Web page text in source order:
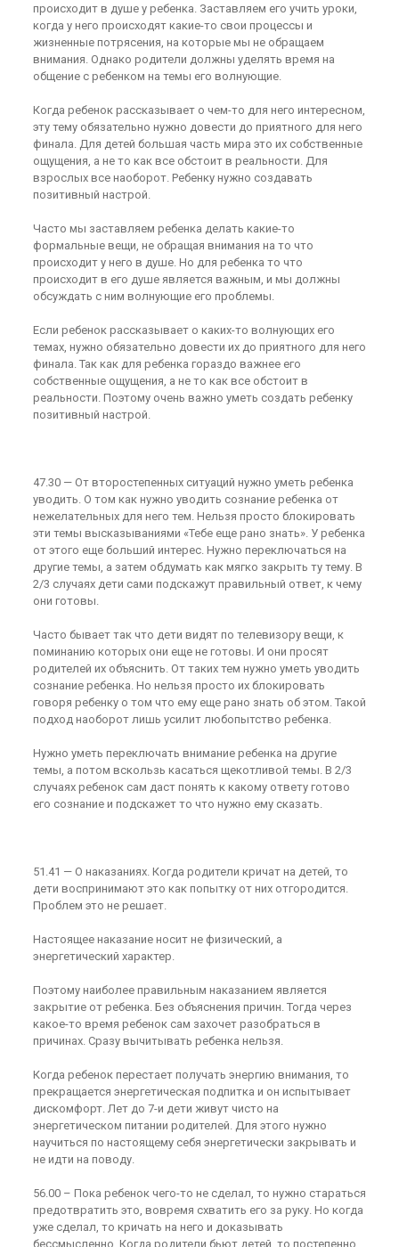
происходит в душе у ребенка. Заставляем его учить уроки,
когда у него происходят какие-то свои процессы и
жизненные потрясения, на которые мы не обращаем
внимания. Однако родители должны уделять время на
общение с ребенком на темы его волнующие.
Когда ребенок рассказывает о чем-то для него интересном,
эту тему обязательно нужно довести до приятного для него
финала. Для детей большая часть мира это их собственные
ощущения, а не то как все обстоит в реальности. Для
взрослых все наоборот. Ребенку нужно создавать
позитивный настрой.
Часто мы заставляем ребенка делать какие-то
формальные вещи, не обращая внимания на то что
происходит у него в душе. Но для ребенка то что
происходит в его душе является важным, и мы должны
обсуждать с ним волнующие его проблемы.
Если ребенок рассказывает о каких-то волнующих его
темах, нужно обязательно довести их до приятного для него
финала. Так как для ребенка гораздо важнее его
собственные ощущения, а не то как все обстоит в
реальности. Поэтому очень важно уметь создать ребенку
позитивный настрой.
47.30 — От второстепенных ситуаций нужно уметь ребенка
уводить. О том как нужно уводить сознание ребенка от
нежелательных для него тем. Нельзя просто блокировать
эти темы высказываниями «Тебе еще рано знать». У ребенка
от этого еще больший интерес. Нужно переключаться на
другие темы, а затем обдумать как мягко закрыть ту тему. В
2/3 случаях дети сами подскажут правильный ответ, к чему
они готовы.
Часто бывает так что дети видят по телевизору вещи, к
поминанию которых они еще не готовы. И они просят
родителей их объяснить. От таких тем нужно уметь уводить
сознание ребенка. Но нельзя просто их блокировать
говоря ребенку о том что ему еще рано знать об этом. Такой
подход наоборот лишь усилит любопытство ребенка.
Нужно уметь переключать внимание ребенка на другие
темы, а потом вскользь касаться щекотливой темы. В 2/3
случаях ребенок сам даст понять к какому ответу готово
его сознание и подскажет то что нужно ему сказать.
51.41 — О наказаниях. Когда родители кричат на детей, то
дети воспринимают это как попытку от них отгородится.
Проблем это не решает.
Настоящее наказание носит не физический, а
энергетический характер.
Поэтому наиболее правильным наказанием является
закрытие от ребенка. Без объяснения причин. Тогда через
какое-то время ребенок сам захочет разобраться в
причинах. Сразу вычитывать ребенка нельзя.
Когда ребенок перестает получать энергию внимания, то
прекращается энергетическая подпитка и он испытывает
дискомфорт. Лет до 7-и дети живут чисто на
энергетическом питании родителей. Для этого нужно
научиться по настоящему себя энергетически закрывать и
не идти на поводу.
56.00 – Пока ребенок чего-то не сделал, то нужно стараться
предотвратить это, вовремя схватить его за руку. Но когда
уже сделал, то кричать на него и доказывать
бессмысленно. Когда родители бьют детей, то постепенно